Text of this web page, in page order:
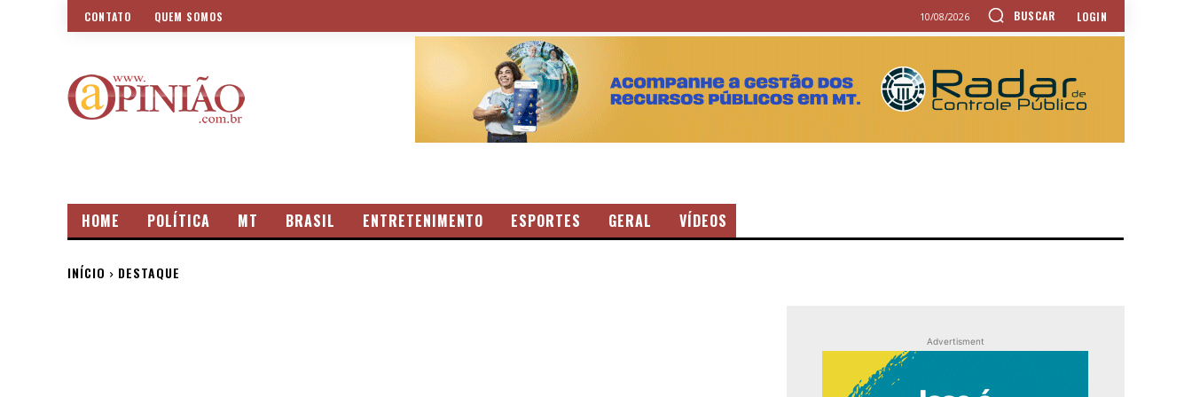
CONTATO QUEM SOMOS 10/08/2026 BUSCAR LOGIN
HOME POLÍTICA MT BRASIL ENTRETENIMENTO ESPORTES GERAL VÍDEOS
INÍCIO DESTAQUE
Advertisment